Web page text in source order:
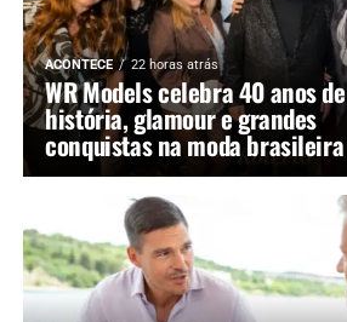
ACONTECE 22 horas atrás
WR Models celebra 40 anos de
história, glamour e grandes
conquistas na moda brasileira